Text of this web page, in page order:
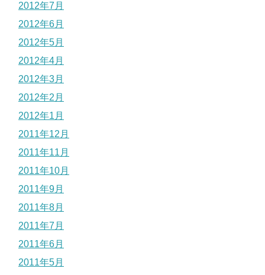
2012年7月
2012年6月
2012年5月
2012年4月
2012年3月
2012年2月
2012年1月
2011年12月
2011年11月
2011年10月
2011年9月
2011年8月
2011年7月
2011年6月
2011年5月